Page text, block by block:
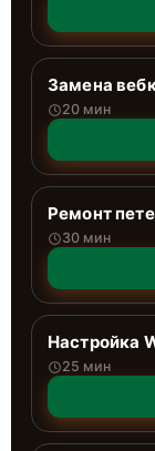
Замена
20 мин
Ремонт
30 мин
Настройка
25 мин